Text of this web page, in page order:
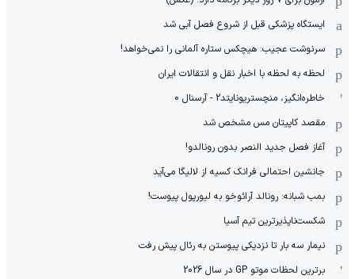
ایستگاه پزشکی قبل از شروع فصل آبی شد
سرنوشت عجیب: هیچکس ستاره آلمانی را نمی‌خواهد!
لحظه به لحظه با اخبار نقل و انتقالات ایران
خاطره‌انگیز، منچستریونایتد2 - آرسنال 0
مقصد کاپیتان مس مشخص شد
آغاز فصل جدید النصر بدون رونالدو!
جانشین احتمالی فرانک کسیه از لالیگا می‌آید
بمب شبانه: رونالد آرائوخو به لیورپول پیوست!
شکست‌ناپذیرترین تیم آسیا
نیمار سه بار تا نزدیکی پیوستن به رئال پیش رفت
برترین لحظات موتو GP در سال 2026